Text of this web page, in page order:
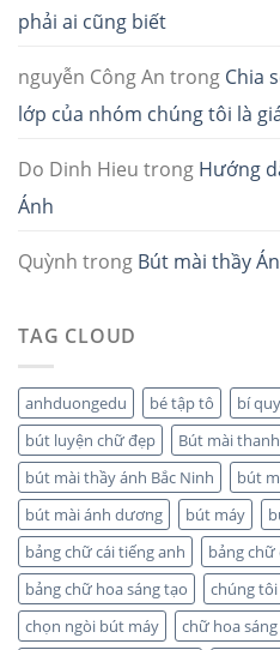
phải ai cũng biết
nguyễn Công An trong Chia
lớp của nhóm chúng tôi là
Do Dinh Hieu trong Hướng
Ánh
Quỳnh trong Bút mài thầy
TAG CLOUD
anhduongedu bé tập tô
bí
bút luyện chữ đẹp
Bút mài
bút mài thầy ánh Bắc Ninh
bút
bút mài ánh dương
bút máy
bảng chữ cái tiếng anh
bảng chữ
bảng chữ hoa sáng tạo
chúng
chọn ngòi bút máy
chữ hoa